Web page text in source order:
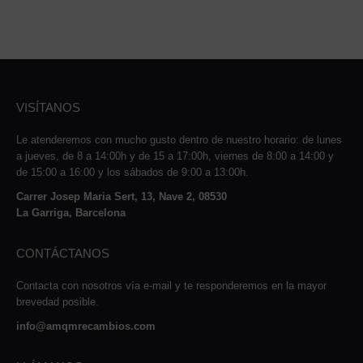
VISÍTANOS
Le atenderemos con mucho gusto dentro de nuestro horario: de lunes
a jueves, de 8 a 14:00h y de 15 a 17:00h, viernes de 8:00 a 14:00 y
de 15:00 a 16:00 y los sábados de 9:00 a 13:00h.
Carrer Josep Maria Sert, 13, Nave 2, 08530
La Garriga, Barcelona
CONTÁCTANOS
Contacta con nosotros vía e-mail y te responderemos en la mayor
brevedad posible.
info@amqmrecambios.com